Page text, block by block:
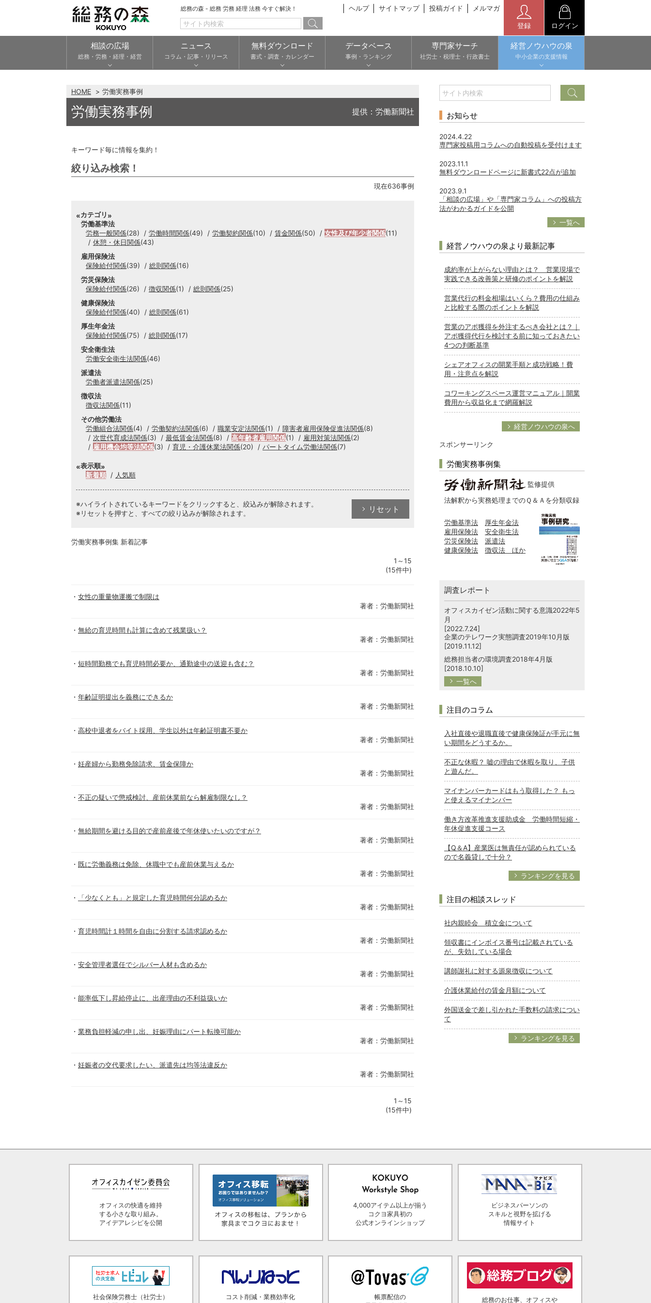
総務の森 - 総務 労務 経理 法務 今すぐ解決！ ヘルプ サイトマップ 投稿ガイド メルマガ
登録 ログイン
相談の広場
総務・労務・経理・経営
ニュース
コラム・記事・リリース
無料ダウンロード
書式・調査・カレンダー
データベース
事例・ランキング
専門家サーチ
社労士・税理士・行政書士
経営ノウハウの泉
中小企業の支援情報
HOME 労働実務事例
労働実務事例 提供：労働新聞社
キーワード毎に情報を集約！
絞り込み検索！
現在636事例
カテゴリ
労働基準法
労務一般関係(28) 労働時間関係(49) 労働契約関係(10) 賃金関係(50) 女性及び年少者関係(11)
休憩・休日関係(43)
雇用保険法
保険給付関係(39) 総則関係(16)
労災保険法
保険給付関係(26) 徴収関係(1) 総則関係(25)
健康保険法
保険給付関係(40) 総則関係(61)
厚生年金法
保険給付関係(75) 総則関係(17)
安全衛生法
労働安全衛生法関係(46)
派遣法
労働者派遣法関係(25)
徴収法
徴収法関係(11)
その他労働法
労働組合法関係(4) 労働契約法関係(6) 職業安定法関係(1) 障害者雇用保険促進法関係(8)
次世代育成法関係(3) 最低賃金法関係(8) 高年齢者雇用関係(1) 雇用対策法関係(2)
雇用機会均等法関係(3) 育児・介護休業法関係(20) パートタイム労働法関係(7)
表示順
新着順
人気順
※ハイライトされているキーワードをクリックすると、絞込みが解除されます。
※リセットを押すと、すべての絞り込みが解除されます。
リセット
労働実務事例集 新着記事
1～15
(15件中)
女性の重量物運搬で制限は
著者：労働新聞社
無給の育児時間も計算に含めて残業扱い？
著者：労働新聞社
短時間勤務でも育児時間必要か、通勤途中の送迎も含む？
著者：労働新聞社
年齢証明提出を義務にできるか
著者：労働新聞社
高校中退者をバイト採用、学生以外は年齢証明書不要か
著者：労働新聞社
妊産婦から勤務免除請求、賃金保障か
著者：労働新聞社
不正の疑いで懲戒検討、産前休業前なら解雇制限なし？
著者：労働新聞社
無給期間を避ける目的で産前産後で年休使いたいのですが？
著者：労働新聞社
既に労働義務は免除、休職中でも産前休業与えるか
著者：労働新聞社
「少なくとも」と規定した育児時間何分認めるか
著者：労働新聞社
育児時間計１時間を自由に分割する請求認めるか
著者：労働新聞社
安全管理者選任でシルバー人材も含めるか
著者：労働新聞社
能率低下し昇給停止に、出産理由の不利益扱いか
著者：労働新聞社
業務負担軽減の申し出、妊娠理由にパート転換可能か
著者：労働新聞社
妊娠者の交代要求したい、派遣先は均等法違反か
著者：労働新聞社
1～15
(15件中)
お知らせ
2024.4.22
専門家投稿用コラムへの自動投稿を受付けます
2023.11.1
無料ダウンロードページに新書式22点が追加
2023.9.1
「相談の広場」や「専門家コラム」への投稿方
法がわかるガイドを公開
一覧へ
経営ノウハウの泉より最新記事
成約率が上がらない理由とは？ 営業現場で
実践できる改善策と研修のポイントを解説
営業代行の料金相場はいくら？費用の仕組み
と比較する際のポイントを解説
営業のアポ獲得を外注するべき会社とは？｜
アポ獲得代行を検討する前に知っておきたい
4つの判断基準
シェアオフィスの開業手順と成功戦略！費
用・注意点を解説
コワーキングスペース運営マニュアル｜開業
費用から収益化まで網羅解説
経営ノウハウの泉へ
スポンサーリンク
労働実務事例集
監修提供
法解釈から実務処理までのＱ＆Ａを分類収録
労働基準法
厚生年金法
雇用保険法
安全衛生法
労災保険法
派遣法
健康保険法
徴収法 ほか
調査レポート
オフィスカイゼン活動に関する意識2022年5
月
[2022.7.24]
企業のテレワーク実態調査2019年10月版
[2019.11.12]
総務担当者の環境調査2018年4月版
[2018.10.10]
一覧へ
注目のコラム
入社直後や退職直後で健康保険証が手元に無
い期間をどうするか。
不正な休暇？ 嘘の理由で休暇を取り、子供
と遊んだ。
マイナンバーカードはもう取得した？ もっ
と使えるマイナンバー
働き方改革推進支援助成金 労働時間短縮・
年休促進支援コース
【Q＆A】産業医は無責任が認められている
ので名義貸しで十分？
ランキングを見る
注目の相談スレッド
社内親睦会 積立金について
領収書にインボイス番号は記載されている
が、失効している場合
講師謝礼に対する源泉徴収について
介護休業給付の賃金月額について
外国送金で差し引かれた手数料の請求につい
て
ランキングを見る
オフィスの快適を維持
する小さな取り組み。
アイデアレシピを公開
4,000アイテム以上が揃う
コクヨ家具初の
公式オンラインショップ
ビジネスパーソンの
スキルと視野を拡げる
情報サイト
社会保険労務士（社労士）
コスト削減・業務効率化
帳票配信の
総務のお仕事、オフィスや